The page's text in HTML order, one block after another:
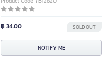
฿ 34.00 SOLD OUT
NOTIFY ME